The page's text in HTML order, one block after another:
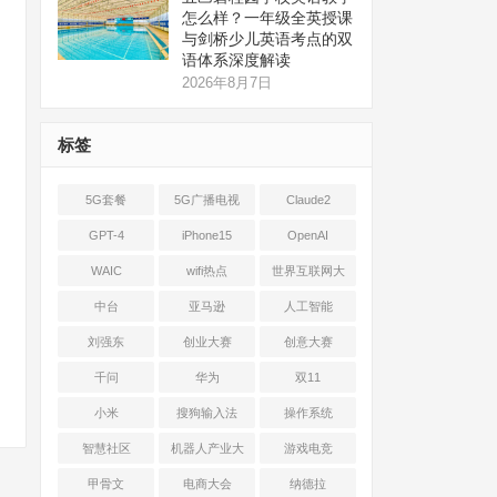
怎么样？一年级全英授课
与剑桥少儿英语考点的双
语体系深度解读
2026年8月7日
标签
5G套餐 5G广播电视 Claude2
GPT-4 iPhone15 OpenAI
WAIC wifi热点 世界互联网大
会
中台 亚马逊 人工智能
刘强东 创业大赛 创意大赛
千问 华为 双11
小米 搜狗输入法 操作系统
智慧社区 机器人产业大
会
游戏电竞
甲骨文 电商大会 纳德拉